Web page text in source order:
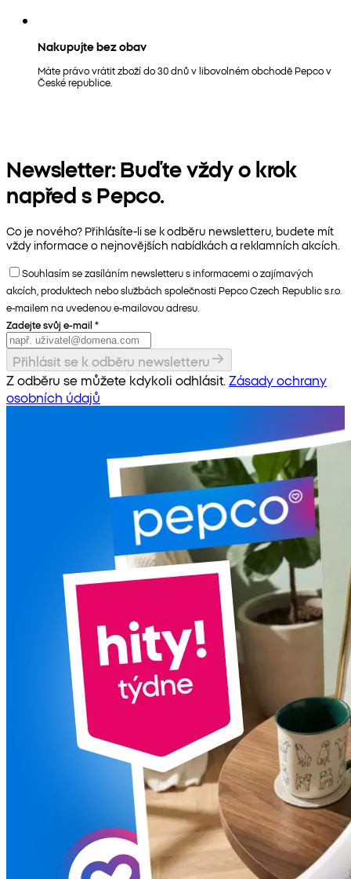
Nakupujte bez obav
Máte právo vrátit zboží do 30 dnů v libovolném obchodě Pepco v
České republice.
Newsletter: Buďte vždy o krok
napřed s Pepco.
Co je nového? Přihlásíte-li se k odběru newsletteru, budete mít
vždy informace o nejnovějších nabídkách a reklamních akcích.
Souhlasím se zasíláním newsletteru s informacemi o zajímavých
akcích, produktech nebo službách společnosti Pepco Czech Republic s.r.o.
e-mailem na uvedenou e-mailovou adresu.
Zadejte svůj e-mail *
Přihlásit se k odběru newsletteru
Z odběru se můžete kdykoli odhlásit.Zásady ochrany
osobních údajů